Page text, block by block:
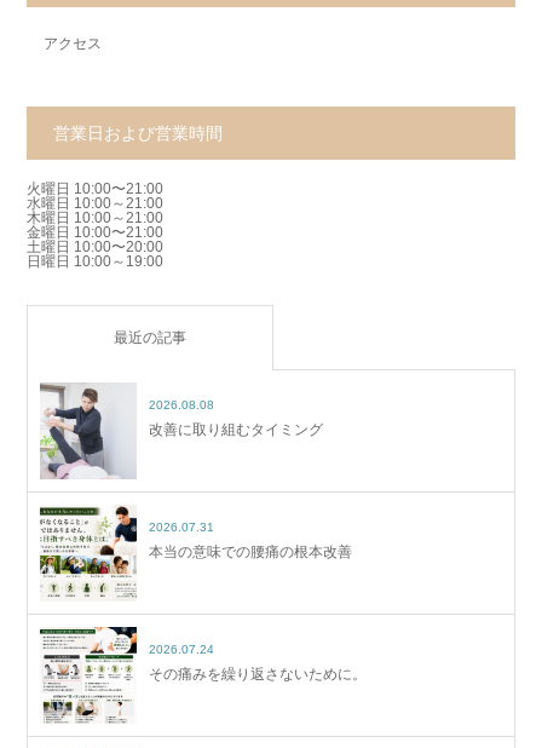
アクセス
営業日および営業時間
火曜日 10:00〜21:00
水曜日 10:00～21:00
木曜日 10:00～21:00
金曜日 10:00〜21:00
土曜日 10:00〜20:00
日曜日 10:00～19:00
最近の記事
2026.08.08
改善に取り組むタイミング
2026.07.31
本当の意味での腰痛の根本改善
2026.07.24
その痛みを繰り返さないために。